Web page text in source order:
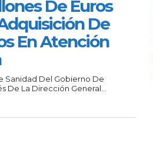
De Euros
De
En Atención
Sanidad Del Gobierno De
De La Dirección General...